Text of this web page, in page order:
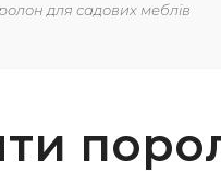
для садових меблів